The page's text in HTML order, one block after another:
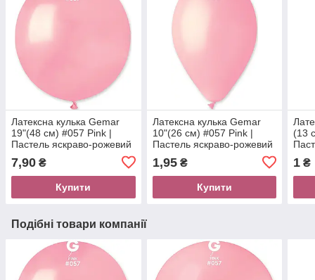
Латексна кулька Gemar
19"(48 см) #057 Pink |
Пастель яскраво-рожевий
7,90 ₴
Купити
Латексна кулька Gemar
10"(26 см) #057 Pink |
Пастель яскраво-рожевий
1,95₴
Купити
(13
1 ₴
Подібні товари компанії